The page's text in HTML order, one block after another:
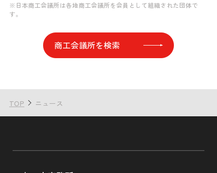
※日本商工会議所は各地商工会議所を会員として組織された団体で
す。
商工会議所を検索
TOP ニュース